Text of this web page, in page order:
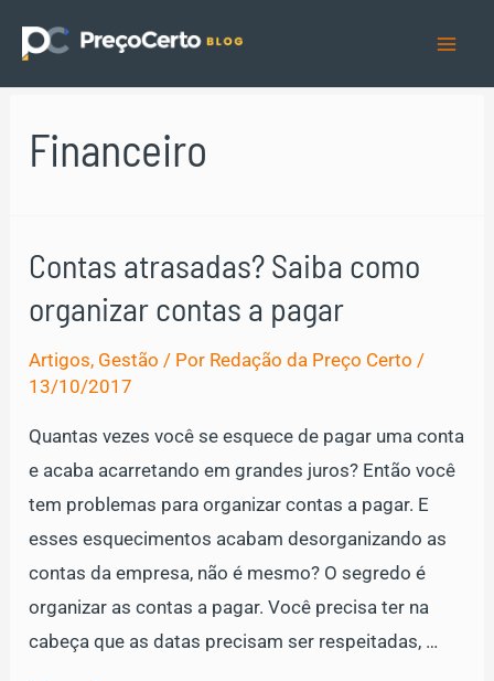
para
o
Financeiro
Contas atrasadas? Saiba como
organizar contas a pagar
Artigos, Gestão / Por Redação da Preço Certo /
13/10/2017
Quantas vezes você se esquece de pagar uma conta
e acaba acarretando em grandes juros? Então você
tem problemas para organizar contas a pagar. E
esses esquecimentos acabam desorganizando as
contas da empresa, não é mesmo? O segredo é
organizar as contas a pagar. Você precisa ter na
cabeça que as datas precisam ser respeitadas, …